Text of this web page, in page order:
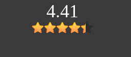
4.41